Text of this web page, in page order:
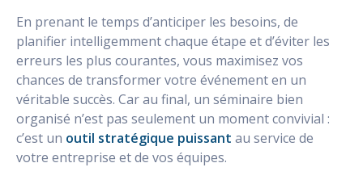
En prenant le temps d’anticiper les besoins, de
planifier intelligemment chaque étape et d’éviter les
erreurs les plus courantes, vous maximisez vos
chances de transformer votre événement en un
véritable succès. Car au final, un séminaire bien
organisé n’est pas seulement un moment convivial :
c’est un outil stratégique puissant au service de
votre entreprise et de vos équipes.